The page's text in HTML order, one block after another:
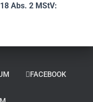
Abs. 2 MStV:
FACEBOOK